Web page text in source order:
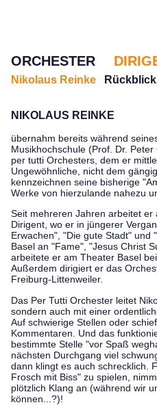
ORCHESTER
Nikolaus Reinke Rückblick
NIKOLAUS REINKE
übernahm bereits während
Musikhochschule (Prof. Dr.
per tutti Orchesters, dem er
Ungewöhnliche, nicht dem
kennzeichnen seine bisherige
Werke von hierzulande nahezu
Seit mehreren Jahren arbeitet
Dirigent, wo er in jüngerer
Erwachen", "Die gute Stadt" und
Basel an "Fame", "Jesus Christ
arbeitete er am Theater Basel
Außerdem dirigiert er das
Freiburg-Littenweiler.
Das Per Tutti Orchester leitet
sondern auch mit einer
Auf schwierige Stellen oder
Kommentaren. Und das
bestimmte Stelle "vor Spaß
nächsten Durchgang viel
dann klingt es auch schrecklich.
Frosch mit Biss" zu spielen,
plötzlich Klang an (während wir
können...?)!